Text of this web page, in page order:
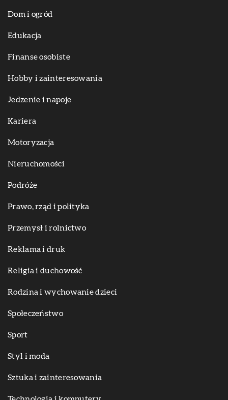
Dom i ogród
Edukacja
Finanse osobiste
Hobby i zainteresowania
Jedzenie i napoje
Kariera
Motoryzacja
Nieruchomości
Podróże
Prawo, rząd i polityka
Przemysł i rolnictwo
Reklama i druk
Religia i duchowość
Rodzina i wychowanie dzieci
Społeczeństwo
Sport
Styl i moda
Sztuka i zainteresowania